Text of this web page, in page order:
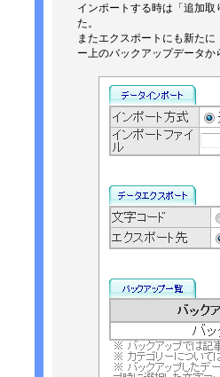
インポートする時は「追加
た。
またエクスポートにも新た
ー上のバックアップデータか